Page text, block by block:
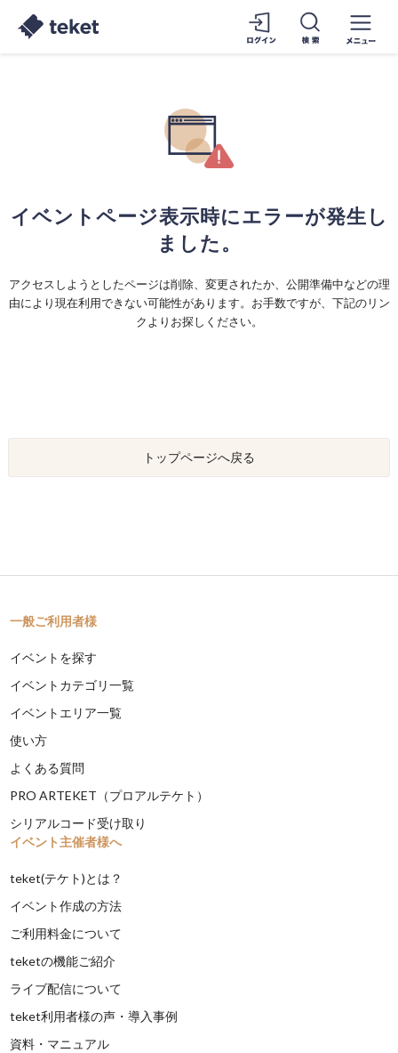
イベントページ表示時にエラーが発生し
ました。
アクセスしようとしたページは削除、変更されたか、公開準備中などの理
由により現在利用できない可能性があります。お手数ですが、下記のリン
クよりお探しください。
トップページへ戻る
一般ご利用者様
イベントを探す
イベントカテゴリ一覧
イベントエリア一覧
使い方
よくある質問
PRO ARTEKET（プロアルテケト）
シリアルコード受け取り
イベント主催者様へ
teket(テケト)とは？
イベント作成の方法
ご利用料金について
teketの機能ご紹介
ライブ配信について
teket利用者様の声・導入事例
資料・マニュアル